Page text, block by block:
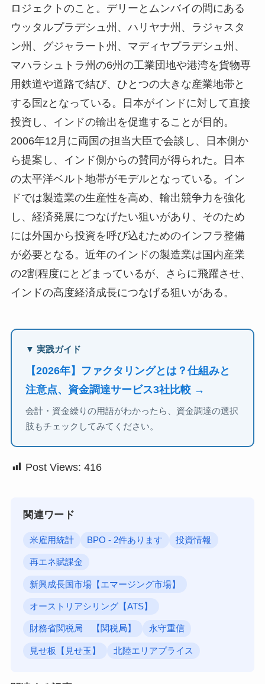
ロジェクトのこと。デリーとムンバイの間にある
ウッタルプラデシュ州、ハリヤナ州、ラジャスタ
ン州、グジャラート州、マディヤプラデシュ州、
マハラシュトラ州の6州の工業団地や港湾を貨物専
用鉄道や道路で結び、ひとつの大きな産業地帯と
する国zとなっている。日本がインドに対して直接
投資し、インドの輸出を促進することが目的。
2006年12月に両国の担当大臣で会談し、日本側か
ら提案し、インド側からの賛同が得られた。日本
の太平洋ベルト地帯がモデルとなっている。イン
ドでは製造業の生産性を高め、輸出競争力を強化
し、経済発展につなげたい狙いがあり、そのため
には外国から投資を呼び込むためのインフラ整備
が必要となる。近年のインドの製造業は国内産業
の2割程度にとどまっているが、さらに飛躍させ、
インドの高度経済成長につなげる狙いがある。
▼ 実践ガイド
【2026年】ファクタリングとは？仕組みと
注意点、資金調達サービス3社比較 →
会計・資金繰りの用語がわかったら、資金調達の選択
肢もチェックしてみてください。
Post Views: 416
関連ワード
米雇用統計 BPO - 2件あります 投資情報
再エネ賦課金
新興成長国市場【エマージング市場】
オーストリアシリング【ATS】
財務省関税局 【関税局】 永守重信
見せ板【見せ玉】 北陸エリアプライス